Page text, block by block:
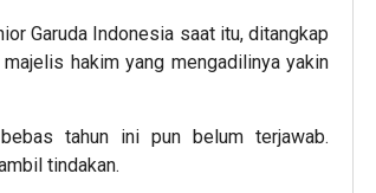
Garuda Indonesia saat itu, ditangkap
hakim yang mengadilinya yakin
tahun ini pun belum terjawab.
tindakan.